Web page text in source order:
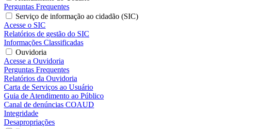
Perguntas Frequentes
Serviço de informação ao cidadão (SIC)
Acesse o SIC
Relatórios de gestão do SIC
Informações Classificadas
Ouvidoria
Acesse a Ouvidoria
Perguntas Frequentes
Relatórios da Ouvidoria
Carta de Serviços ao Usuário
Guia de Atendimento ao Público
Canal de denúncias COAUD
Integridade
Desapropriações